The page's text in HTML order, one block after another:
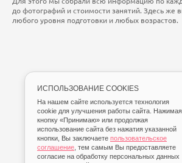
ИСПОЛЬЗОВАНИЕ COOKIES
На нашем сайте используется технология
cookie для улучшения работы сайта. Нажимая
кнопку «Принимаю» или продолжая
использование сайта без нажатия указанной
кнопки, Вы заключаете пользовательское
соглашение , тем самым Вы предоставляете
согласие на обработку персональных данных
до фотографий и стоимости занятий. Здесь же
любого уровня подготовки и любых возрастов.